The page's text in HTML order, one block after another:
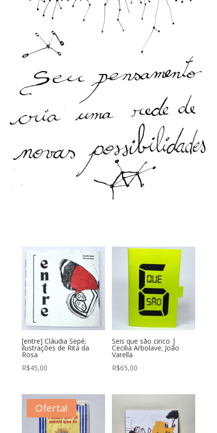
[entre] Cláudia Sepé;
ilustrações de Rita da
Rosa
R$45,00
Seis que são cinco |
Cecilia Arbolave; João
Varella
R$65,00
Oferta!